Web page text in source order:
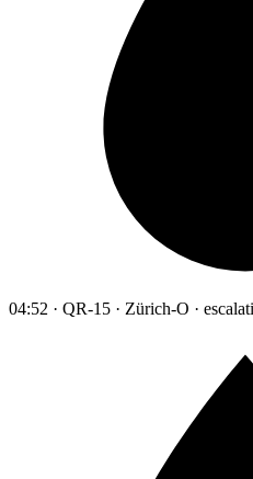
04:52 · QR-15 · Zürich-O ·